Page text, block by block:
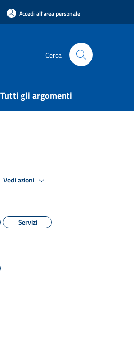
Accedi all'area personale
Cerca
Tutti gli argomenti
Vedi azioni
Servizi